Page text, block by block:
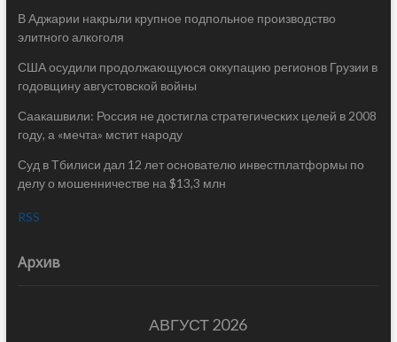
В Аджарии накрыли крупное подпольное производство
элитного алкоголя
США осудили продолжающуюся оккупацию регионов Грузии в
годовщину августовской войны
Саакашвили: Россия не достигла стратегических целей в 2008
году, а «мечта» мстит народу
Суд в Тбилиси дал 12 лет основателю инвестплатформы по
делу о мошенничестве на $13,3 млн
RSS
Архив
АВГУСТ 2026